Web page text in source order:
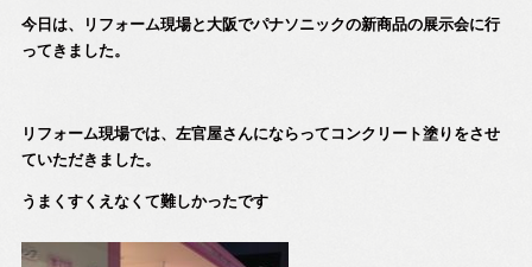
今日は、リフォーム現場と大阪でパナソニックの新商品の展示会に行
ってきました。
リフォーム現場では、左官屋さんにならってコンクリート塗りをさせ
ていただきました。
うまくすくえなくて難しかったです